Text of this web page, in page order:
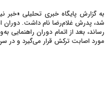
شد، پدرش غلام‌رضا نام داشت. دوران
مورد اصابت ترکش قرار می‌گیرد و در سن ۱۶ سالگی به درجه شهادت